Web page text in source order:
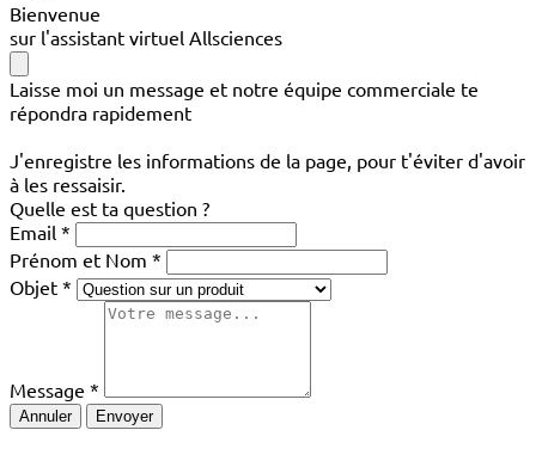
Bienvenue
sur l'assistant virtuel Allsciences
Laisse moi un message et notre équipe commerciale te
répondra rapidement
J'enregistre les informations de la page, pour t'éviter d'avoir
à les ressaisir.
Quelle est ta question ?
Email
Prénom et Nom
Objet
Message
Annuler Envoyer